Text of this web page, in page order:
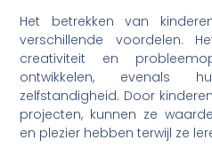
Het betrekken van
verschillende voordelen.
creativiteit en
ontwikkelen, evenals
zelfstandigheid. Door
projecten, kunnen ze
en plezier hebben terwijl ze